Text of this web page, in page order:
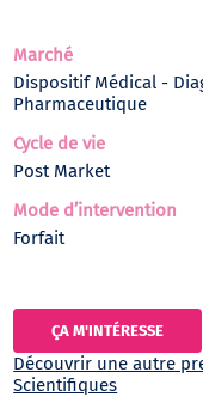
Marché
Dispositif Médical -
Pharmaceutique
Cycle de vie
Post Market
Mode d’intervention
Forfait
ÇA M'INTÉRESSE
Découvrir une autre
Scientifiques